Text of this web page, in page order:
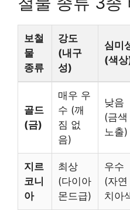
보철
물
종류
강도
(내구
성)
심미
(색
골드
(금)
매우 우
수 (깨
짐 없
음)
낮음
(금색
노출)
지르
코니
아
최상
(다이아
몬드급)
우수
(자연
치아